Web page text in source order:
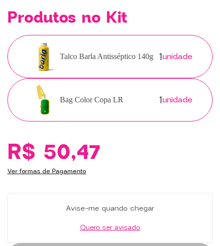
Produtos no Kit
Talco Barla Antisséptico 140g 1unidade
Bag Color Copa LR 1unidade
R$ 50,47
Ver formas de Pagamento
Avise-me quando chegar
Quero ser avisado